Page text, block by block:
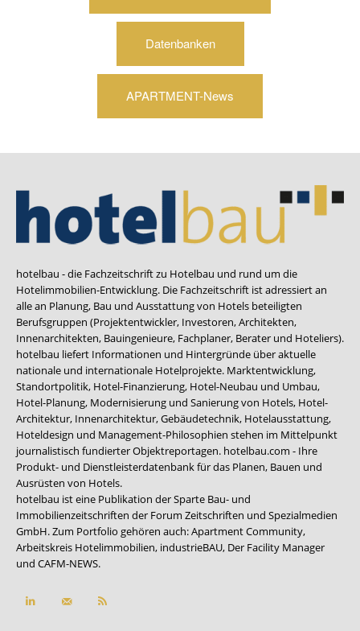
Datenbanken
APARTMENT-News
hotelbau - die Fachzeitschrift zu Hotelbau und rund um die
Hotelimmobilien-Entwicklung. Die Fachzeitschrift ist adressiert an
alle an Planung, Bau und Ausstattung von Hotels beteiligten
Berufsgruppen (Projektentwickler, Investoren, Architekten,
Innenarchitekten, Bauingenieure, Fachplaner, Berater und Hoteliers).
hotelbau liefert Informationen und Hintergründe über aktuelle
nationale und internationale Hotelprojekte. Marktentwicklung,
Standortpolitik, Hotel-Finanzierung, Hotel-Neubau und Umbau,
Hotel-Planung, Modernisierung und Sanierung von Hotels, Hotel-
Architektur, Innenarchitektur, Gebäudetechnik, Hotelausstattung,
Hoteldesign und Management-Philosophien stehen im Mittelpunkt
journalistisch fundierter Objektreportagen. hotelbau.com - Ihre
Produkt- und Dienstleisterdatenbank für das Planen, Bauen und
Ausrüsten von Hotels.
hotelbau ist eine Publikation der Sparte Bau- und
Immobilienzeitschriften der Forum Zeitschriften und Spezialmedien
GmbH. Zum Portfolio gehören auch:Apartment Community,
Arbeitskreis Hotelimmobilien, industrieBAU, Der Facility Manager
und CAFM-NEWS.